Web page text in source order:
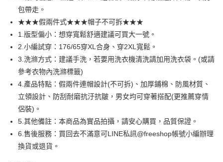
街口支付
悠遊付
ATM付款
運送方式
每筆NT$80，滿NT$1,000(含以上)免運費
付款後全家取貨
每筆NT$80，滿NT$1,000(含以上)免運費
包帶走。
★★★假兩件式★★★帽子不可拆★★★
1.版型偏小：想穿寬鬆舒適建議可買大一號。
2.小編試穿：176/65穿XL合身、穿2XL寬鬆。
3.洗滌方式：建議手洗，若要用洗衣機清洗請加用洗衣袋。(或請
參考衣物內洗滌標籤)
4.產品特點：假兩件連帽設計(不可拆)、加厚鋪棉、防風材質、
立領設計、防刮耐磨抗汙抗皺，男女均可穿著搭配(更推薦穿情
侶裝)。
5.其他備註：本商品為實品拍攝，請安心購買，品質保證。
6.售後服務：買回去不滿意可LINE私訊@freeshop帳號小編辦理
換貨或退貨。